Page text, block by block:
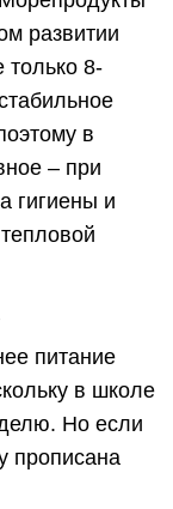
развитии
только 8-
в
– при
гигиены и
питание
в школе
Но если
прописана